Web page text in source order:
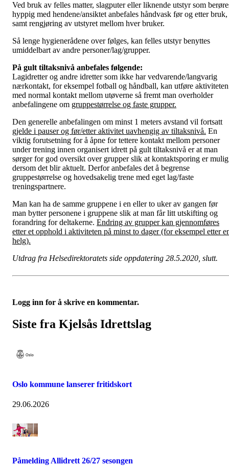
Ved bruk av felles matter, slagputer eller liknende utstyr som
hyppig med hendene/ansiktet anbefales håndvask før og etter bruk,
samt rengjøring av utstyret mellom hver bruker.
Så lenge hygienerådene over følges, kan felles utstyr benyttes
umiddelbart av andre personer/lag/grupper.
På gult tiltaksnivå anbefales følgende:
Lagidretter og andre idretter som ikke har vedvarende/langvarig
nærkontakt, for eksempel fotball og håndball, kan utføre aktiviteten
med normal kontakt mellom utøverne så fremt man overholder
anbefalingene om gruppestørrelse og faste grupper.
Den generelle anbefalingen om minst 1 meters avstand vil fortsatt
gjelde i pauser og før/etter aktivitet uavhengig av tiltaksnivå. En
viktig forutsetning for å åpne for tettere kontakt mellom personer
under trening innen organisert idrett på gult tiltaksnivå er at man
sørger for god oversikt over grupper slik at kontaktsporing er mulig
dersom det blir aktuelt. Derfor anbefales det å begrense
gruppestørrelse og hovedsakelig trene med eget lag/faste
treningspartnere.
Man kan ha de samme gruppene i en eller to uker av gangen før
man bytter personene i gruppene slik at man får litt utskifting og
forandring for deltakerne. Endring av grupper kan gjennomføres
etter et opphold i aktiviteten på minst to dager (for eksempel etter
helg).
Utdrag fra Helsedirektoratets side oppdatering 28.5.2020, slutt.
Logg inn for å skrive en kommentar.
Siste fra Kjelsås Idrettslag
Oslo kommune lanserer fritidskort
29.06.2026
Påmelding Allidrett 26/27 sesongen